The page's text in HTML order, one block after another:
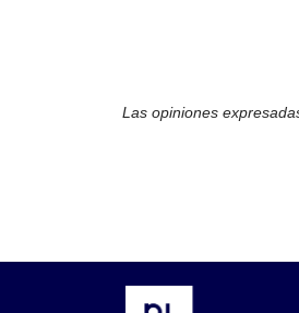
Las opiniones